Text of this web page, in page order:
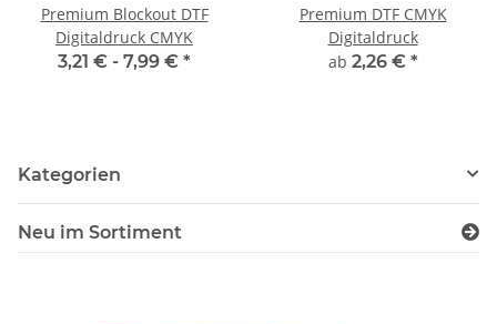
Premium Blockout DTF
Digitaldruck CMYK
3,21 € - 7,99 € *
Premium DTF CMYK
Digitaldruck
ab 2,26 € *
Kategorien
Neu im Sortiment